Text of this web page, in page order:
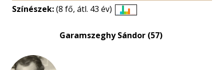
Színészek:(8 fő, átl. 43 év)
eloszlás
Garamszeghy Sándor (57)